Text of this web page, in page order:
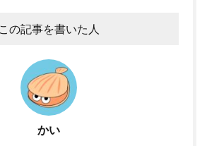
この記事を書いた人
かい